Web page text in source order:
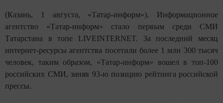
(Казань, 1 августа, «Татар-информ»). Информационное
агентство «Татар-информ» стало первым среди СМИ
Татарстана в топе LIVEINTERNET. За последний месяц
интернет-ресурсы агентства посетили более 1 млн 300 тысяч
человек, таким образом, «Татар-информ» вошел в топ-100
российских СМИ, заняв 93-ю позицию рейтинга российской
прессы.